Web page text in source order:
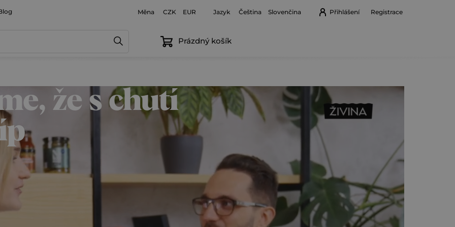
Měna CZK EUR Jazyk Čeština Slovenčina Přihlášení Registrace
Nákupní
Prázdný košík
že s chutí